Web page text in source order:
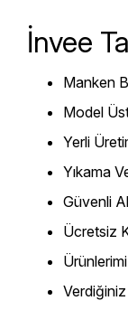
İnvee
Manken
Model
Yerli
Yıkama
Güvenli
Ücretsiz